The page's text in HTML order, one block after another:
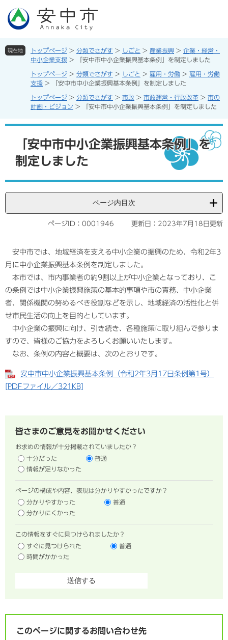
先
を
へ
現在地 トップページ > 分類でさがす > しごと > 産業振興 > 企業・経営・
中小企業支援 > 「安中市中小企業振興基本条例」を制定しました
トップページ > 分類でさがす > しごと > 雇用・労働 > 雇用・労働
支援 > 「安中市中小企業振興基本条例」を制定しました
トップページ > 分類でさがす > 市政 > 市政運営・行政改革 > 市の
計画・ビジョン > 「安中市中小企業振興基本条例」を制定しました
「安中市中小企業振興基本条例」を
制定しました
ページ内目次
ページID：0001946 更新日：2023年7月18日更新
安中市では、地域経済を支える中小企業の振興のため、令和2年3
月に中小企業振興基本条例を制定しました。
本市では、市内事業者の約9割以上が中小企業となっており、こ
の条例では中小企業振興施策の基本的事項や市の責務、中小企業
者、関係機関の努めるべき役割などを示し、地域経済の活性化と併
せ市民生活の向上を目的としています。
中小企業の振興に向け、引き続き、各種施策に取り組んで参りま
すので、皆様のご協力をよろしくお願いいたします。
なお、条例の内容と概要は、次のとおりです。
安中市中小企業振興基本条例（令和2年3月17日条例第1号）
[PDFファイル／321KB]
皆さまのご意見をお聞かせください
お求めの情報が十分掲載されていましたか？
十分だった
普通
情報が足りなかった
ページの構成や内容、表現は分かりやすかったですか？
分かりやすかった
普通
分かりにくかった
この情報をすぐに見つけられましたか？
すぐに見つけられた
普通
時間がかかった
このページに関するお問い合わせ先